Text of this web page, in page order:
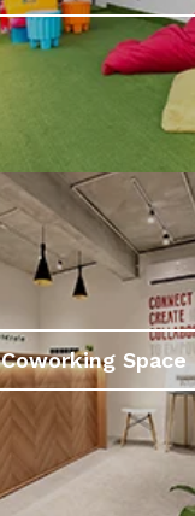
Coworking Space